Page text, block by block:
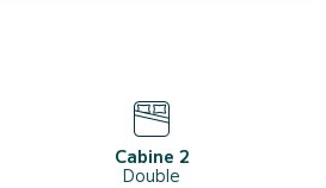
Cabine 2
Double